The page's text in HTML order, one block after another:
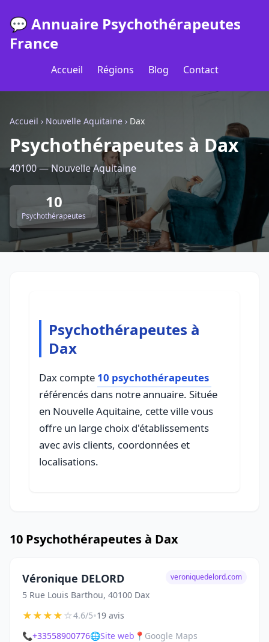
💬 Annuaire Psychothérapeutes
France
Accueil Régions Blog Contact
Accueil › Nouvelle Aquitaine › Dax
Psychothérapeutes à Dax
40100 — Nouvelle Aquitaine
10
Psychothérapeutes
Psychothérapeutes à
Dax
Dax compte 10 psychothérapeutes
référencés dans notre annuaire. Située
en Nouvelle Aquitaine, cette ville vous
offre un large choix d'établissements
avec avis clients, coordonnées et
localisations.
10 Psychothérapeutes à Dax
Véronique DELORD
5 Rue Louis Barthou, 40100 Dax
veroniquedelord.com
★★★★☆4.6/5•19 avis
📞+33558900776🌐Site web 📍 Google Maps